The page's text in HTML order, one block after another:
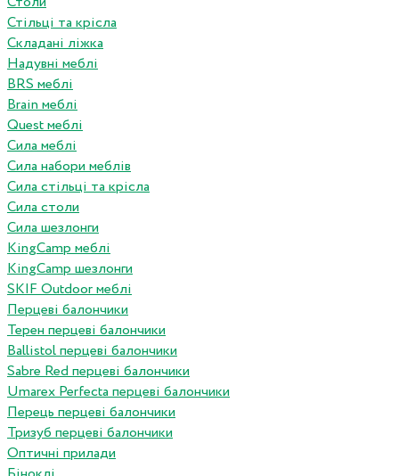
Стільці та крісла
Складані ліжка
Надувні меблі
BRS меблі
Brain меблі
Quest меблі
Сила меблі
Сила набори меблів
Сила стільці та крісла
Сила столи
Сила шезлонги
KingCamp меблі
KingCamp шезлонги
SKIF Outdoor меблі
Перцеві балончики
Терен перцеві балончики
Ballistol перцеві балончики
Sabre Red перцеві балончики
Umarex Perfecta перцеві балончики
Перець перцеві балончики
Тризуб перцеві балончики
Оптичні прилади